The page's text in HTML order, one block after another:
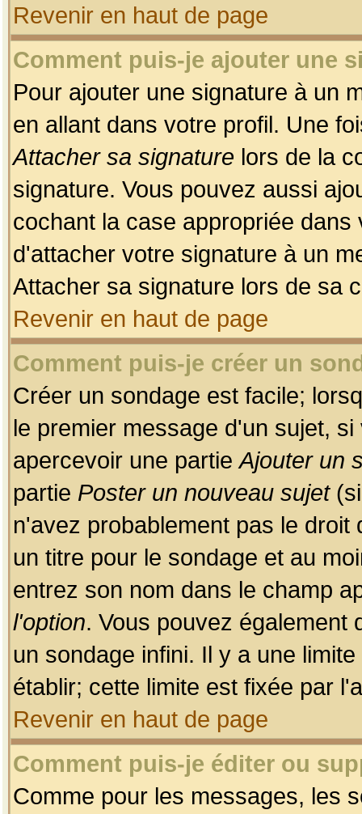
Revenir en haut de page
Comment puis-je ajouter une
Pour ajouter une signature à un
en allant dans votre profil. Une
Attacher sa signature lors de la
signature. Vous pouvez aussi
cochant la case appropriée
d'attacher votre signature à un
Attacher sa signature lors de sa
Revenir en haut de page
Comment puis-je créer un
Créer un sondage est facile;
le premier message d'un sujet,
apercevoir une partieAjouter un
partie Poster un nouveau sujet(si
n'avez probablement pas le
un titre pour le sondage et au
entrez son nom dans le champ
l'option. Vous pouvez également
un sondage infini. Il y a une
établir; cette limite est fixée par
Revenir en haut de page
Comment puis-je éditer ou
Comme pour les messages, les